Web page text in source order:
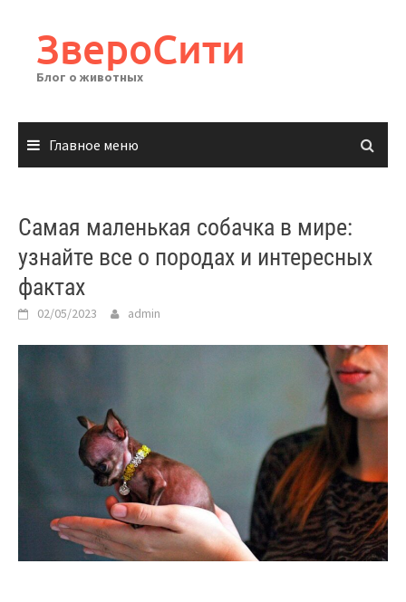
содержимому
ЗвероСити
Блог о животных
Главное меню
Самая маленькая собачка в мире:
узнайте все о породах и интересных
фактах
02/05/2023 admin